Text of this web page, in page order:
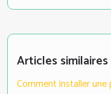
Articles similaires
Comment installer